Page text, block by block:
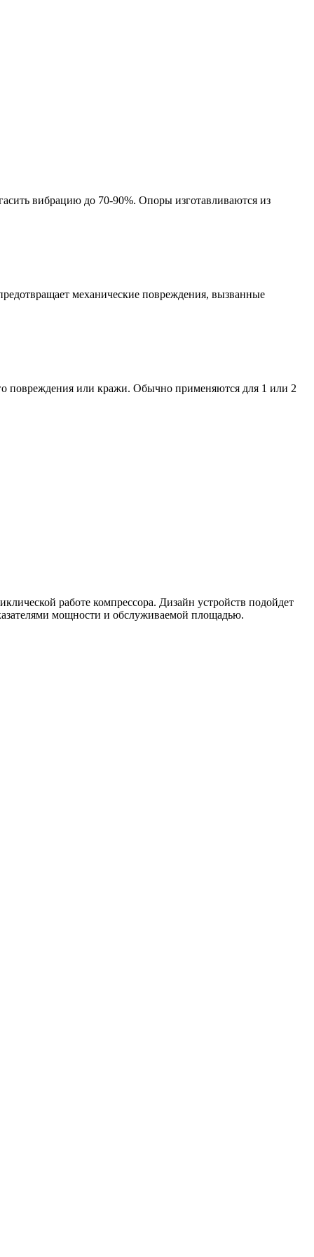
вибрацию до 70-90%. Опоры изготавливаются из
механические повреждения, вызванные
повреждения или кражи. Обычно применяются для 1 или 2
работе компрессора. Дизайн устройств подойдет
мощности и обслуживаемой площадью.